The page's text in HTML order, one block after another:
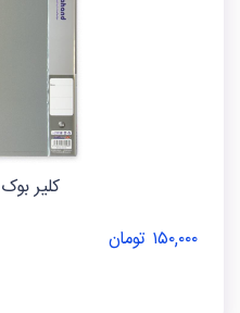
کلیر بوک A۴ سهند
۱۵۰,۰۰۰ تومان